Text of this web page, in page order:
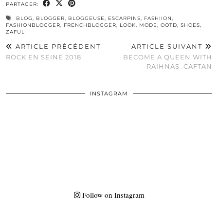
PARTAGER:
BLOG BLOGGER BLOGGEUSE ESCARPINS FASHIION
FASHIONBLOGGER
FRENCHBLOGGER LOOK MODE OOTD SHOES
ZAFUL
ARTICLE PRÉCÉDENT
ROCK EN SEINE 2018
ARTICLE SUIVANT
BECOME A QUEEN WITH
RAIHNAS_CAFTAN
INSTAGRAM
Follow on Instagram